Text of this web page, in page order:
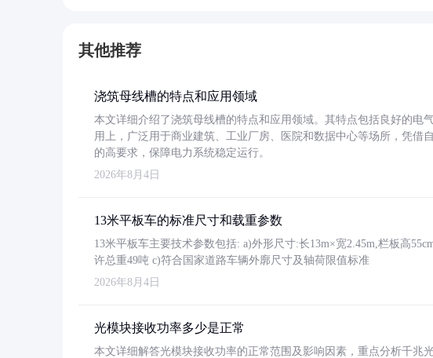
其他推荐
浇筑母线槽的特点和应用领域
本文详细介绍了浇筑母线槽的特点和应用领域。其特点包括良好的电
用上，广泛用于商业建筑、工业厂房、医院和数据中心等场所，凭借
的高要求，保障电力系统稳定运行。
2026年8月4日
13米平板车的标准尺寸和载重参数
13米平板车主要技术参数包括: a)外形尺寸:长13m×宽2.45m,栏板高
许总重49吨 c)符合国家道路车辆外廓尺寸及轴荷限值标准
2026年8月4日
光模块接收功率多少是正常
本文详细解答光模块接收功率的正常范围及影响因素，重点分析千兆